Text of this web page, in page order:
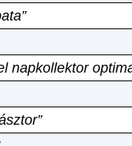
napkollektor